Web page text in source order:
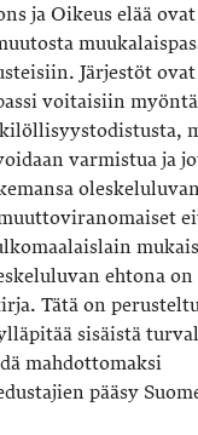
ja Oikeus elää
Järjestöt
voitaisiin
varmistua ja
oleskeluluvan
ehtona on
Tätä on
sisäistä
mahdottomaksi
pääsy